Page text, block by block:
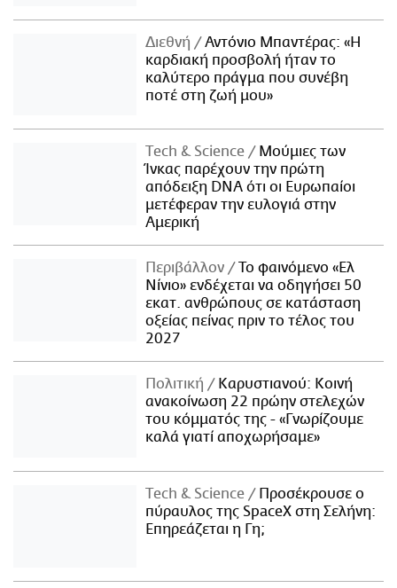
Διεθνή
Αντόνιο Μπαντέρας: «Η
καρδιακή προσβολή ήταν το
καλύτερο πράγμα που συνέβη
ποτέ στη ζωή μου»
Τech & Science
Μούμιες των
Ίνκας παρέχουν την πρώτη
απόδειξη DNA ότι οι Ευρωπαίοι
μετέφεραν την ευλογιά στην
Αμερική
Περιβάλλον
Το φαινόμενο «Ελ
Νίνιο» ενδέχεται να οδηγήσει 50
εκατ. ανθρώπους σε κατάσταση
οξείας πείνας πριν το τέλος του
2027
Πολιτική
Καρυστιανού: Κοινή
ανακοίνωση 22 πρώην στελεχών
του κόμματός της - «Γνωρίζουμε
καλά γιατί αποχωρήσαμε»
Τech & Science
Προσέκρουσε ο
πύραυλος της SpaceX στη Σελήνη:
Επηρεάζεται η Γη;